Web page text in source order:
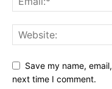
Save my name,
next time I comment.